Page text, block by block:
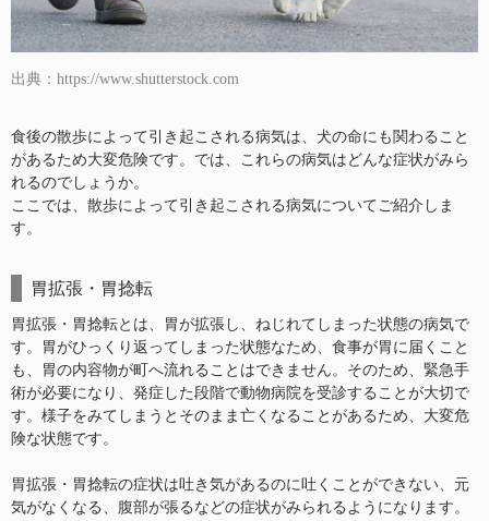
出典：https://www.shutterstock.com
食後の散歩によって引き起こされる病気は、犬の命にも関わること
があるため大変危険です。では、これらの病気はどんな症状がみら
れるのでしょうか。
ここでは、散歩によって引き起こされる病気についてご紹介しま
す。
胃拡張・胃捻転
胃拡張・胃捻転とは、胃が拡張し、ねじれてしまった状態の病気で
す。胃がひっくり返ってしまった状態なため、食事が胃に届くこと
も、胃の内容物が町へ流れることはできません。そのため、緊急手
術が必要になり、発症した段階で動物病院を受診することが大切で
す。様子をみてしまうとそのまま亡くなることがあるため、大変危
険な状態です。
胃拡張・胃捻転の症状は吐き気があるのに吐くことができない、元
気がなくなる、腹部が張るなどの症状がみられるようになります。